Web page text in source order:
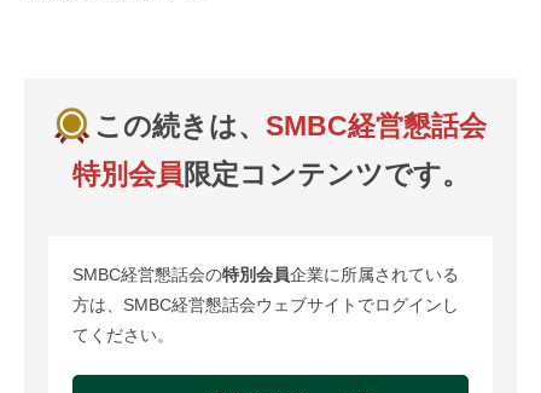
この続きは、SMBC経営懇話会
特別会員 限定コンテンツです。
SMBC経営懇話会の特別会員企業に所属されている
方は、SMBC経営懇話会ウェブサイトでログインし
てください。